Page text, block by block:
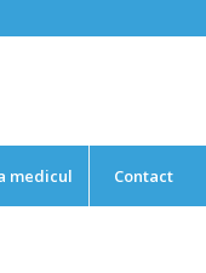
medicul Contact